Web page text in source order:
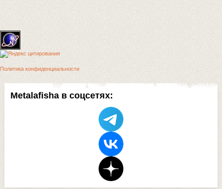
Metalafisha в соцсетях:
Политика конфиденциальности